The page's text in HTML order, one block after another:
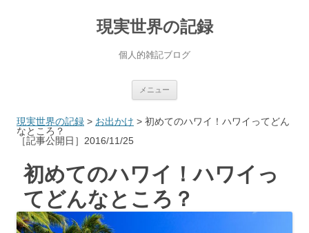
現実世界の記録
個人的雑記ブログ
メニュー
ツ
プ
現実世界の記録 > お出かけ > 初めてのハワイ！ハワイってどん
なところ？
［記事公開日］2016/11/25
初めてのハワイ！ハワイっ
てどんなところ？